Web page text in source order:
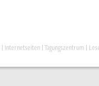
Internetseiten Tagungszentrum